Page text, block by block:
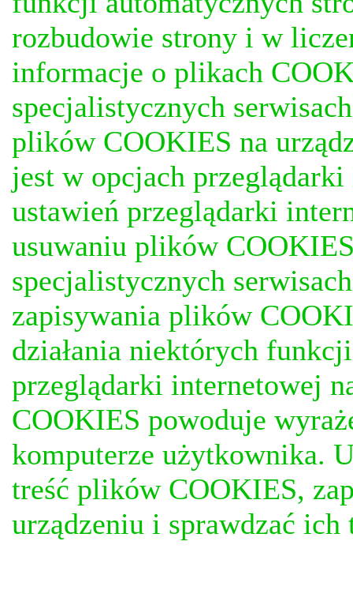
rozbudowie strony i w
informacje o plikach
specjalistycznych
plików COOKIES na
jest w opcjach
ustawień przeglądarki
usuwaniu plików
specjalistycznych
zapisywania plików
działania niektórych
przeglądarki internetowej
COOKIES powoduje
komputerze użytkownika.
treść plików COOKIES,
urządzeniu i sprawdzać ich